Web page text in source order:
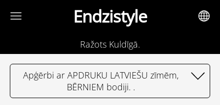
Endzistyle
Ražots Kuldīgā.
Apģērbi ar APDRUKU LATVIEŠU zīmēm,
BĒRNIEM bodiji. .